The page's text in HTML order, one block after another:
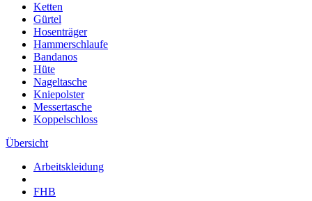
Ketten
Gürtel
Hosenträger
Hammerschlaufe
Bandanos
Hüte
Nageltasche
Kniepolster
Messertasche
Koppelschloss
Übersicht
Arbeitskleidung
FHB